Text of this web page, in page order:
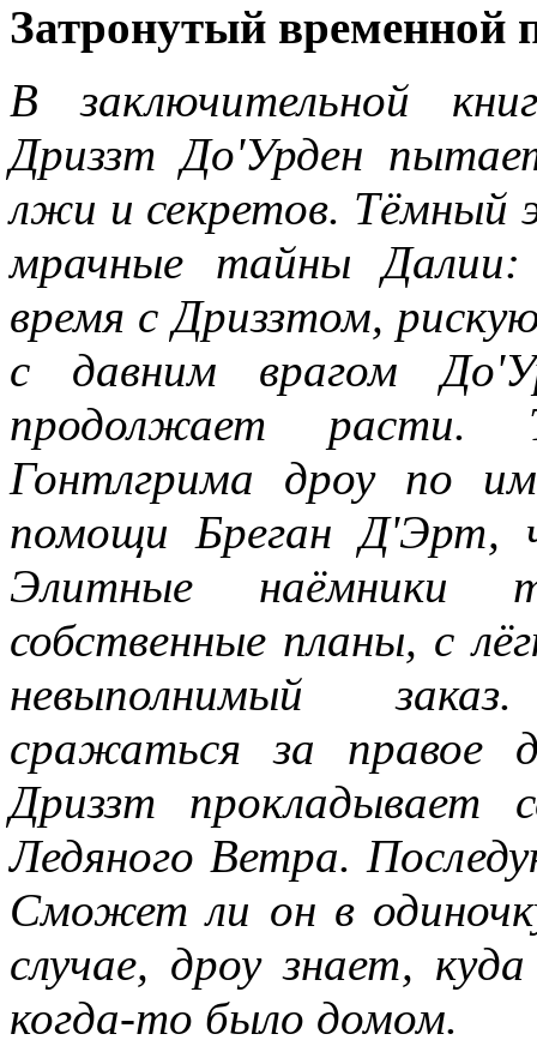
Затронутый временной
В заключительной
Дриззт До'Урден
лжи и секретов. Тёмный
мрачные тайны Далии:
время с Дриззтом,
с давним врагом
продолжает расти.
Гонтлгрима дроу по
помощи Бреган Д'Эрт,
Элитные наёмники
собственные планы, с
невыполнимый
сражаться за правое
Дриззт
Ледяного Ветра.
Сможет ли он в
случае, дроу знает,
когда-то было домом.